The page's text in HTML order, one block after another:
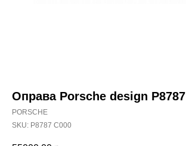
Оправа Porsche design P8787
PORSCHE
SKU: P8787 C000